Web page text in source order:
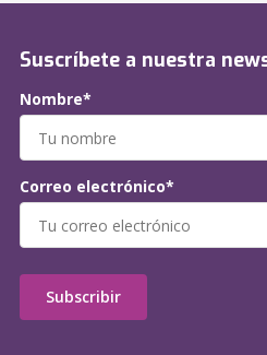
Suscríbete a nuestra
Nombre*
Correo electrónico*
Subscribir